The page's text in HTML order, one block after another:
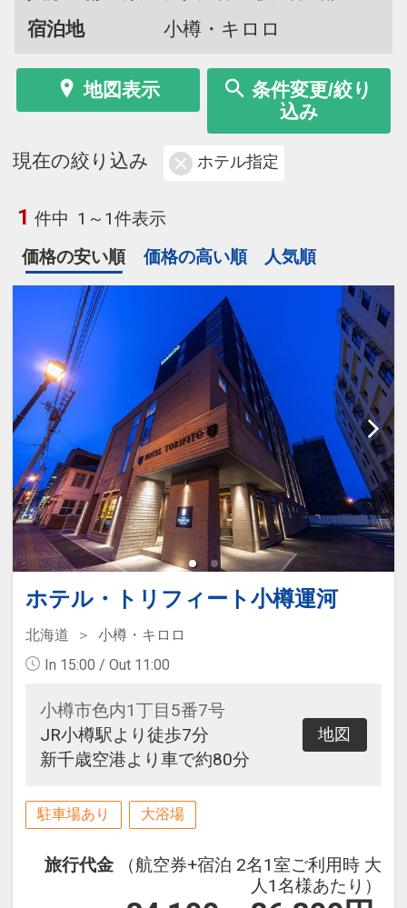
宿泊地
小樽・キロロ
地図表示
条件変更/絞り
込み
現在の絞り込み ホテル指定
1 件中 1～1件表示
価格の安い順
価格の高い順 人気順
ホテル・トリフィート小樽運河
北海道
小樽・キロロ
In 15:00 / Out 11:00
小樽市色内1丁目5番7号
JR小樽駅より徒歩7分
新千歳空港より車で約80分
地図
駐車場あり 大浴場
旅行代金
（航空券+宿泊 2名1室ご利用時 大
人1名様あたり）